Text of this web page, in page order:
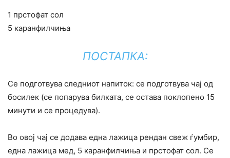
1 прстофат сол
5 каранфилчиња
ПОСТАПКА:
Се подготвува следниот напиток: се подготвува чај од
босилек (се попарува билката, се остава поклопено 15
минути и се процедува).
Во овој чај се додава една лажица рендан свеж ѓумбир,
една лажица мед, 5 каранфилчиња и прстофат сол. Се